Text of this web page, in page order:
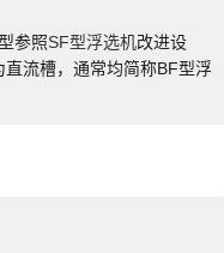
参照SF型浮选机改进设
流槽，通常均简称BF型浮